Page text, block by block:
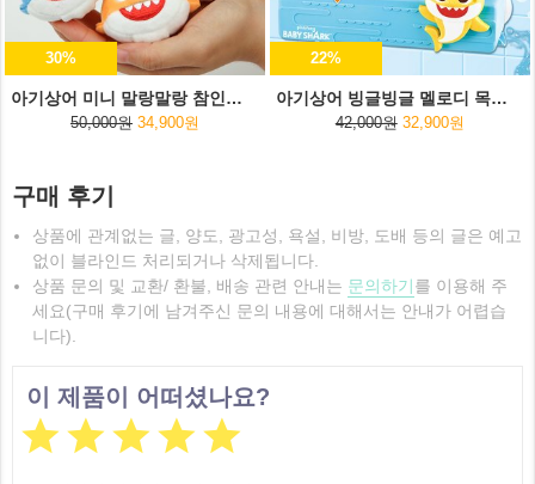
30%
아기상어 미니 말랑말랑 참인형 5종세트
50,000원 34,900원
22%
아기상어 빙글빙글 멜로디 목욕놀이
42,000원 32,900원
구매 후기
상품에 관계없는 글, 양도, 광고성, 욕설, 비방, 도배 등의 글은 예고
없이 블라인드 처리되거나 삭제됩니다.
상품 문의 및 교환/ 환불, 배송 관련 안내는 문의하기를 이용해 주
세요(구매 후기에 남겨주신 문의 내용에 대해서는 안내가 어렵습
니다).
이 제품이 어떠셨나요?
